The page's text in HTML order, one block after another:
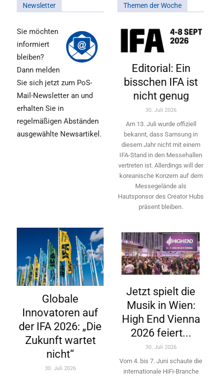
Newsletter
Sie möchten
informiert
bleiben?
Dann melden
Sie sich jetzt zum PoS-
Mail-Newsletter an und
erhalten Sie in
regelmäßigen Abständen
ausgewählte Newsartikel.
Themen der Woche
Editorial: Ein
bisschen IFA ist
nicht genug
30. Juli 2026
Am 13. Juli wurde offiziell
bekannt, dass Samsung in
diesem Jahr nicht mit einem
IFA-Stand in den Messehallen
vertreten ist. Allerdings will ­der
koreanische Konzern auf dem
Messegelände als
Hautsponsor des Creator Hubs
präsent bleiben.
Globale
Innovatoren auf
der IFA 2026: „Die
Zukunft wartet
nicht“
30. Juli 2026
Jetzt spielt die
Musik in Wien:
High End Vienna
2026 feiert...
30. Juli 2026
Vom 4. bis 7. Juni schaute die
internationale HiFi-Branche